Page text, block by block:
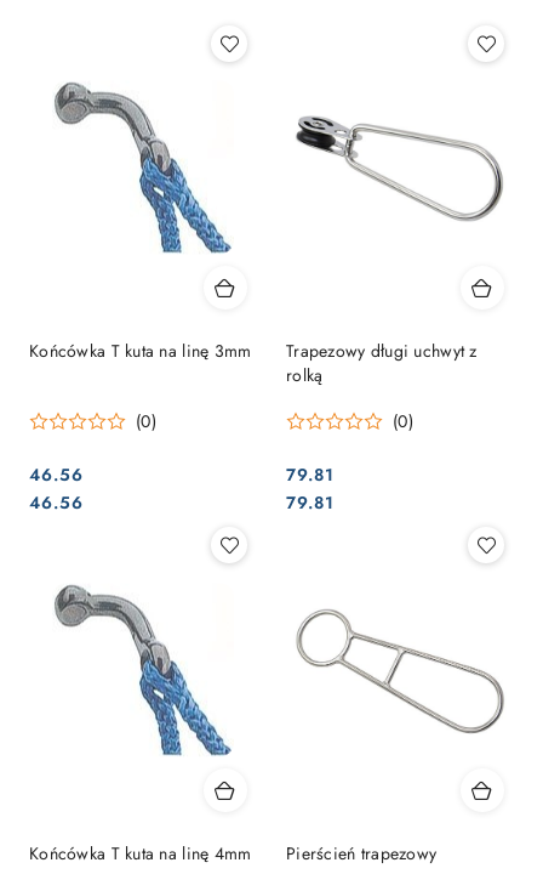
Końcówka T kuta na linę 3mm
(0)
Cena:
46.56
Cena:
46.56
Trapezowy długi uchwyt z
rolką
(0)
Cena:
79.81
Cena:
79.81
Końcówka T kuta na linę 4mm Pierścień trapezowy